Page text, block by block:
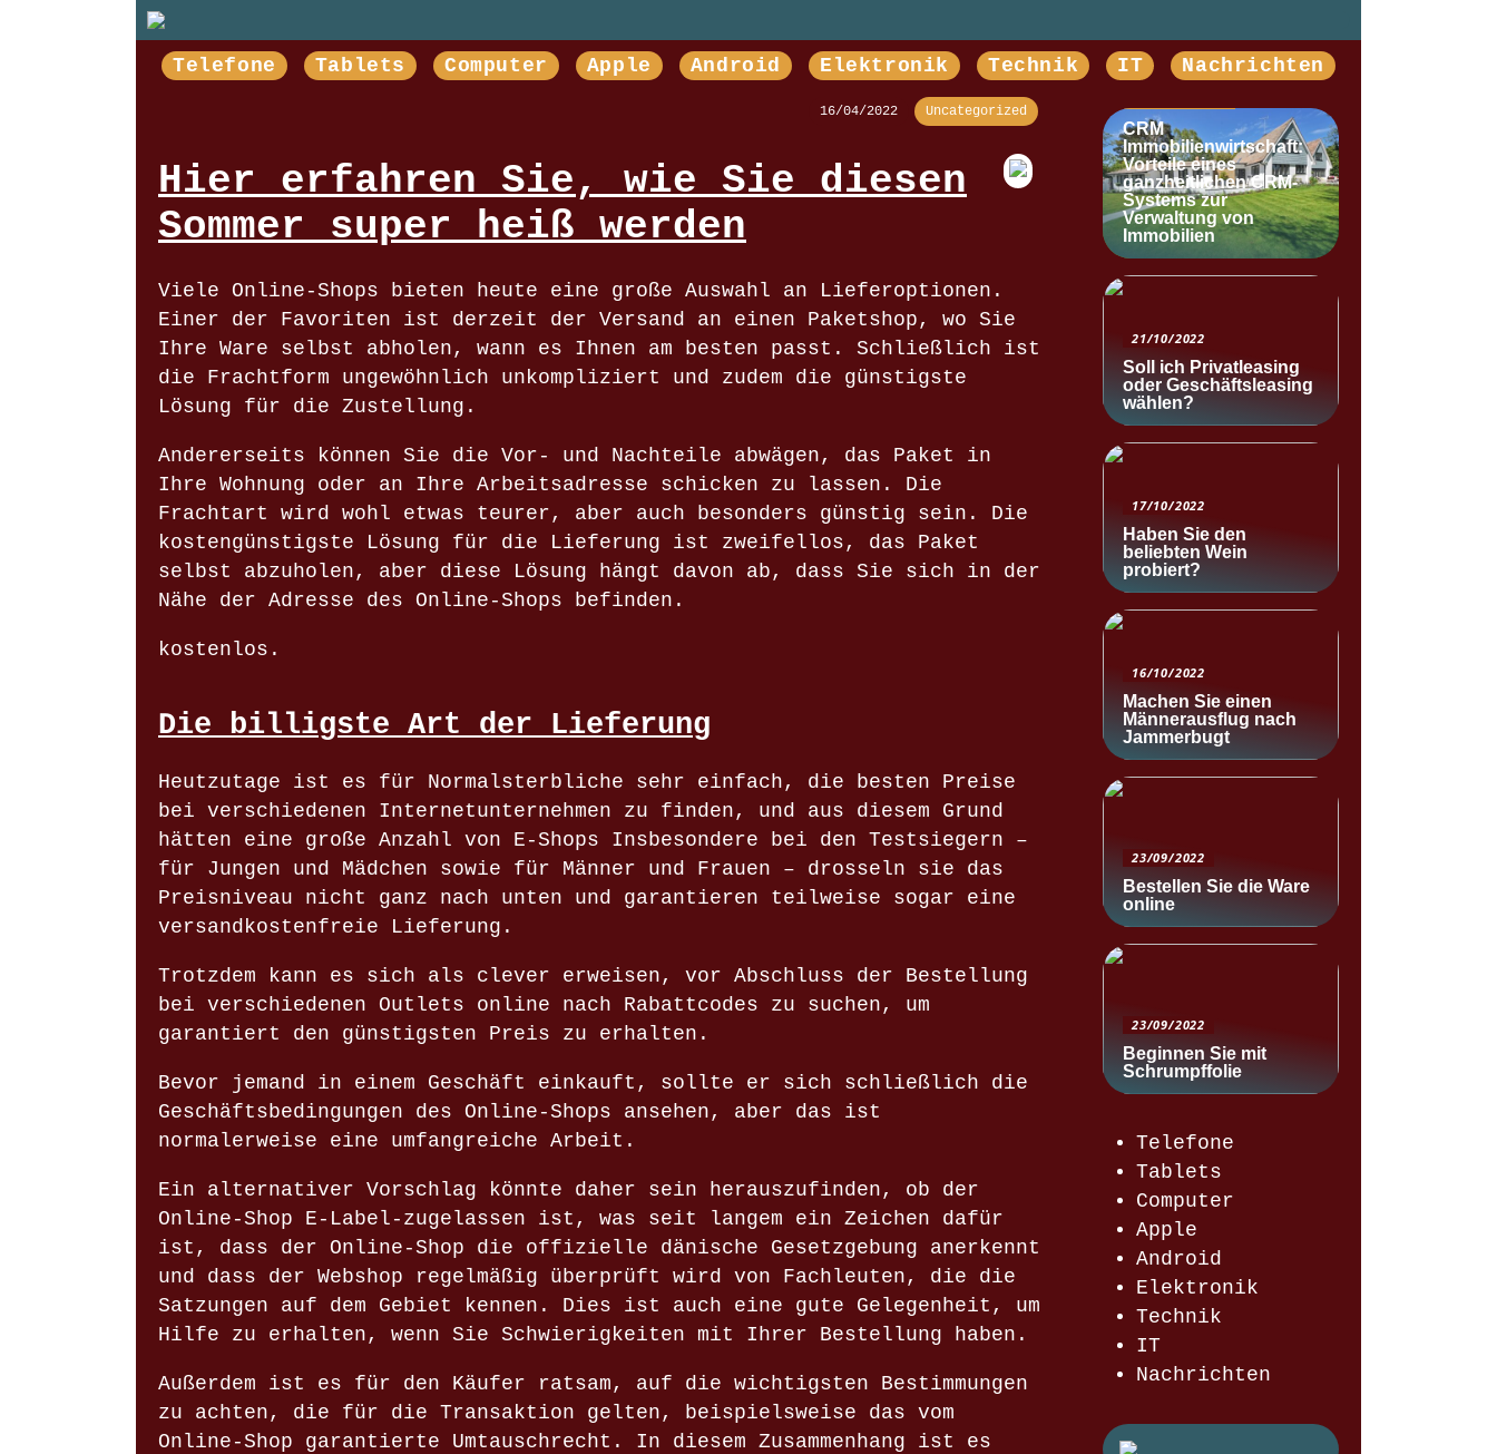
Telefone Tablets Computer Apple Android Elektronik Technik IT Nachrichten
16/04/2022 Uncategorized
Hier erfahren Sie, wie Sie diesen
Sommer super heiß werden
Viele Online-Shops bieten heute eine große Auswahl an Lieferoptionen.
Einer der Favoriten ist derzeit der Versand an einen Paketshop, wo Sie
Ihre Ware selbst abholen, wann es Ihnen am besten passt. Schließlich ist
die Frachtform ungewöhnlich unkompliziert und zudem die günstigste
Lösung für die Zustellung.
Andererseits können Sie die Vor- und Nachteile abwägen, das Paket in
Ihre Wohnung oder an Ihre Arbeitsadresse schicken zu lassen. Die
Frachtart wird wohl etwas teurer, aber auch besonders günstig sein. Die
kostengünstigste Lösung für die Lieferung ist zweifellos, das Paket
selbst abzuholen, aber diese Lösung hängt davon ab, dass Sie sich in der
Nähe der Adresse des Online-Shops befinden.
kostenlos.
Die billigste Art der Lieferung
Heutzutage ist es für Normalsterbliche sehr einfach, die besten Preise
bei verschiedenen Internetunternehmen zu finden, und aus diesem Grund
hätten eine große Anzahl von E-Shops Insbesondere bei den Testsiegern –
für Jungen und Mädchen sowie für Männer und Frauen – drosseln sie das
Preisniveau nicht ganz nach unten und garantieren teilweise sogar eine
versandkostenfreie Lieferung.
Trotzdem kann es sich als clever erweisen, vor Abschluss der Bestellung
bei verschiedenen Outlets online nach Rabattcodes zu suchen, um
garantiert den günstigsten Preis zu erhalten.
Bevor jemand in einem Geschäft einkauft, sollte er sich schließlich die
Geschäftsbedingungen des Online-Shops ansehen, aber das ist
normalerweise eine umfangreiche Arbeit.
Ein alternativer Vorschlag könnte daher sein herauszufinden, ob der
Online-Shop E-Label-zugelassen ist, was seit langem ein Zeichen dafür
ist, dass der Online-Shop die offizielle dänische Gesetzgebung anerkennt
und dass der Webshop regelmäßig überprüft wird von Fachleuten, die die
Satzungen auf dem Gebiet kennen. Dies ist auch eine gute Gelegenheit, um
Hilfe zu erhalten, wenn Sie Schwierigkeiten mit Ihrer Bestellung haben.
Außerdem ist es für den Käufer ratsam, auf die wichtigsten Bestimmungen
zu achten, die für die Transaktion gelten, beispielsweise das vom
Online-Shop garantierte Umtauschrecht. In diesem Zusammenhang ist es
CRM
Immobilienwirtschaft:
Vorteile eines
ganzheitlichen CRM-
Systems zur
Verwaltung von
Immobilien
21/10/2022
Soll ich Privatleasing
oder Geschäftsleasing
wählen?
17/10/2022
Haben Sie den
beliebten Wein
probiert?
16/10/2022
Machen Sie einen
Männerausflug nach
Jammerbugt
23/09/2022
Bestellen Sie die Ware
online
23/09/2022
Beginnen Sie mit
Schrumpffolie
Telefone
Tablets
Computer
Apple
Android
Elektronik
Technik
IT
Nachrichten